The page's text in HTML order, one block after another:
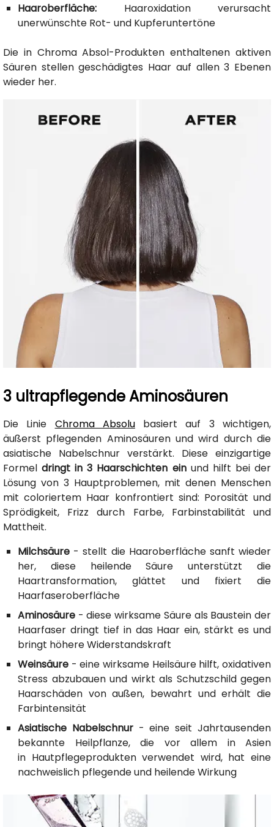
Haaroberfläche: Haaroxidation verursacht
unerwünschte Rot- und Kupferuntertöne
Die in Chroma Absol-Produkten enthaltenen aktiven
Säuren stellen geschädigtes Haar auf allen 3 Ebenen
wieder her.
3 ultrapflegende Aminosäuren
Die Linie Chroma Absolubasiert auf 3 wichtigen,
äußerst pflegenden Aminosäuren und wird durch die
asiatische Nabelschnur verstärkt. Diese einzigartige
Formeldringt in 3 Haarschichten einund hilft bei der
Lösung von 3 Hauptproblemen, mit denen Menschen
mit coloriertem Haar konfrontiert sind: Porosität und
Sprödigkeit, Frizz durch Farbe, Farbinstabilität und
Mattheit.
Milchsäure - stellt die Haaroberfläche sanft wieder
her, diese heilende Säure unterstützt die
Haartransformation, glättet und fixiert die
Haarfaseroberfläche
Aminosäure - diese wirksame Säure als Baustein der
Haarfaser dringt tief in das Haar ein, stärkt es und
bringt höhere Widerstandskraft
Weinsäure - eine wirksame Heilsäure hilft, oxidativen
Stress abzubauen und wirkt als Schutzschild gegen
Haarschäden von außen, bewahrt und erhält die
Farbintensität
Asiatische Nabelschnur- eine seit Jahrtausenden
bekannte Heilpflanze, die vor allem in Asien
in Hautpflegeprodukten verwendet wird, hat eine
nachweislich pflegende und heilende Wirkung